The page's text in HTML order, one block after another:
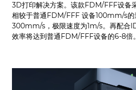
3D打印解决方案。该款FDM/FFF设备
相较于普通FDM/FFF 设备100mm/s的
300mm/s，极限速度为1m/s。再配合
效率将达到普通FDM/FFF设备的6-8倍。